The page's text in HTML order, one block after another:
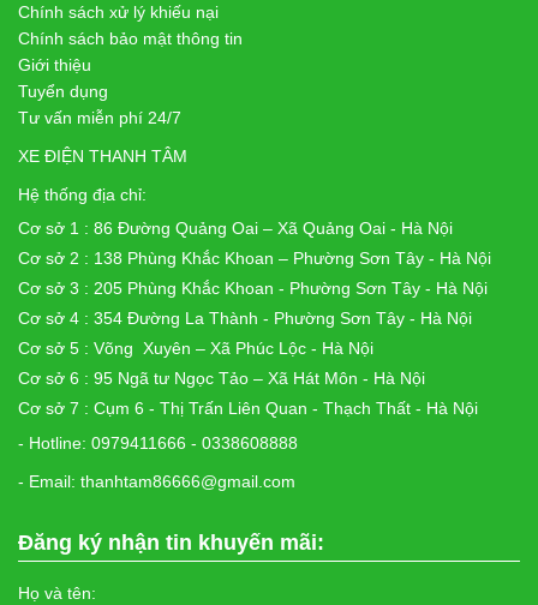
Chính sách xử lý khiếu nại
Chính sách bảo mật thông tin
Giới thiệu
Tuyển dụng
Tư vấn miễn phí 24/7
XE ĐIỆN THANH TÂM
Hệ thống địa chỉ:
Cơ sở 1 : 86 Đường Quảng Oai – Xã Quảng Oai - Hà Nội
Cơ sở 2 : 138 Phùng Khắc Khoan – Phường Sơn Tây - Hà Nội
Cơ sở 3 : 205 Phùng Khắc Khoan - Phường Sơn Tây - Hà Nội
Cơ sở 4 : 354 Đường La Thành - Phường Sơn Tây - Hà Nội
Cơ sở 5 : Võng Xuyên – Xã Phúc Lộc - Hà Nội
Cơ sở 6 : 95 Ngã tư Ngọc Tảo – Xã Hát Môn - Hà Nội
Cơ sở 7 : Cụm 6 - Thị Trấn Liên Quan - Thạch Thất - Hà Nội
- Hotline: 0979411666 - 0338608888
- Email: thanhtam86666@gmail.com
Đăng ký nhận tin khuyến mãi:
Họ và tên: